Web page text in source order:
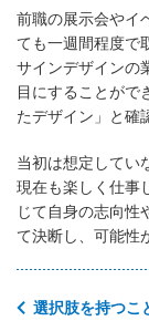
前職の展示会やイ
ても一週間程度で
サインデザインの
目にすることがで
たデザイン」と確
当初は想定してい
現在も楽しく仕事
じて自身の志向性
て決断し、可能性
選択肢を持つこ